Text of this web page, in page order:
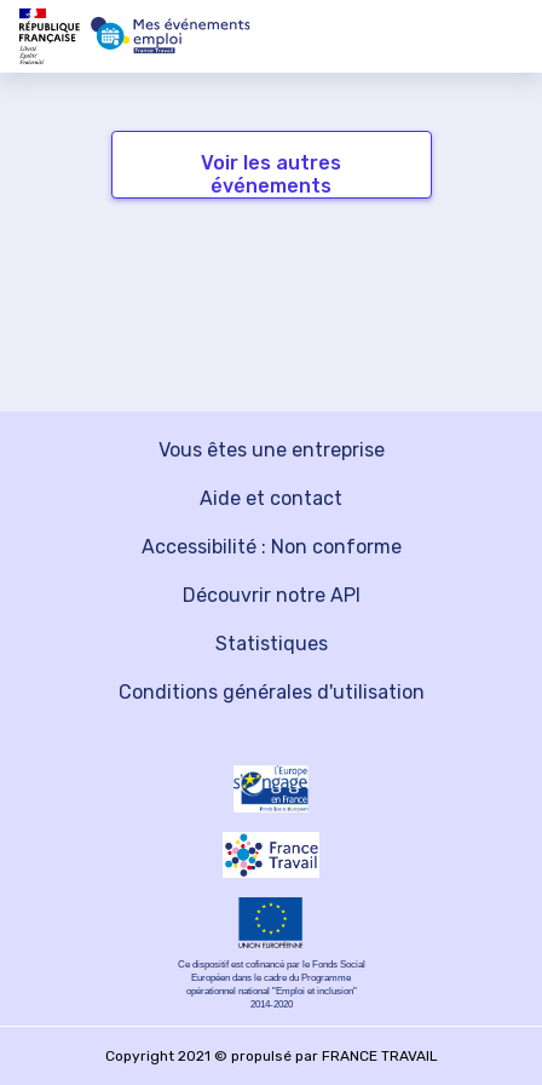
Voir les autres
événements
Vous êtes une entreprise
Découvrir notre API
Aide et contact
Statistiques
Accessibilité : Non conforme
Conditions générales d'utilisation
Ce dispositif est cofinancé par le Fonds Social
Européen dans le cadre du Programme
opérationnel national "Emploi et inclusion"
2014-2020
Copyright 2021 © propulsé par FRANCE TRAVAIL